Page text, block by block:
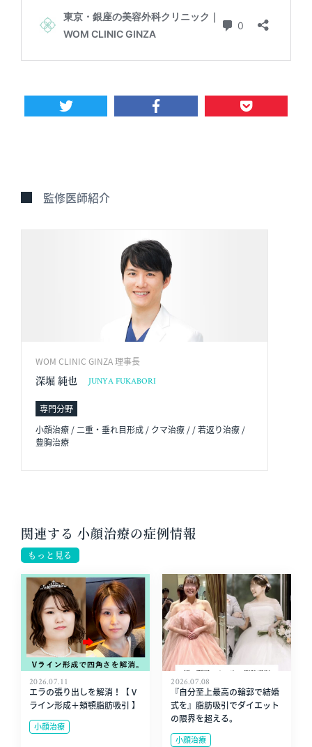
監修医師紹介
WOM CLINIC GINZA 理事長
深堀 純也 JUNYA FUKABORI
専門分野
小顔治療 / 二重・垂れ目形成 / クマ治療 / / 若返り治療 /
豊胸治療
関連する 小顔治療の症例情報
もっと見る
2026.07.11
エラの張り出しを解消！【 V
ライン形成＋頬顎脂肪吸引 】
小顔治療
2026.07.08
『自分至上最高の輪郭で結婚
式を』脂肪吸引でダイエット
の限界を超える。
小顔治療